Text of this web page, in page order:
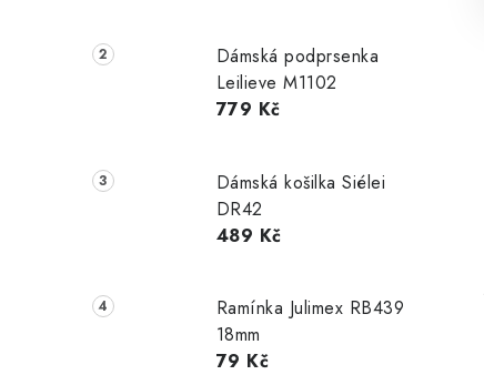
Dámská podprsenka
Leilieve M1102
779 Kč
Dámská košilka Siélei
DR42
489 Kč
Ramínka Julimex RB439
18mm
79 Kč